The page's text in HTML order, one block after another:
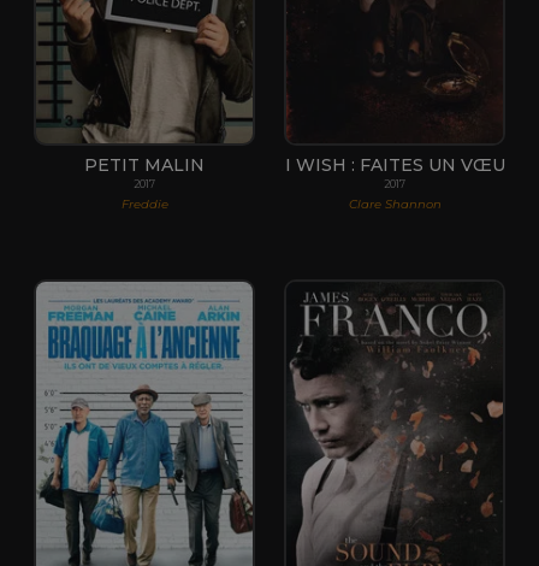
PETIT MALIN
2017
Freddie
I WISH : FAITES UN VŒU
2017
Clare Shannon